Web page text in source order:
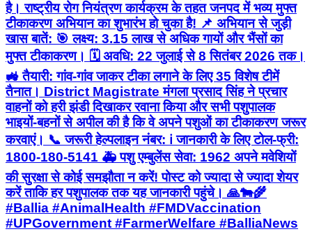
है। राष्ट्रीय रोग नियंत्रण कार्यक्रम के तहत जनपद में भव्य मुफ्त
टीकाकरण अभियान का शुभारंभ हो चुका है! 📌 अभियान से जुड़ी
खास बातें: 🎯 लक्ष्य: 3.15 लाख से अधिक गायों और भैंसों का
मुफ्त टीकाकरण। 🗓️ अवधि: 22 जुलाई से 8 सितंबर 2026 तक।
🚜 तैयारी: गांव-गांव जाकर टीका लगाने के लिए 35 विशेष टीमें
तैनात। District Magistrate मंगला प्रसाद सिंह ने प्रचार
वाहनों को हरी झंडी दिखाकर रवाना किया और सभी पशुपालक
भाइयों-बहनों से अपील की है कि वे अपने पशुओं का टीकाकरण जरूर
करवाएं। 📞 जरूरी हेल्पलाइन नंबर: ℹ️ जानकारी के लिए टोल-फ्री:
1800-180-5141 🚑 पशु एम्बुलेंस सेवा: 1962 अपने मवेशियों
की सुरक्षा से कोई समझौता न करें! पोस्ट को ज्यादा से ज्यादा शेयर
करें ताकि हर पशुपालक तक यह जानकारी पहुंचे। 🙏🐄🌾
#Ballia #AnimalHealth #FMDVaccination
#UPGovernment #FarmerWelfare #BalliaNews